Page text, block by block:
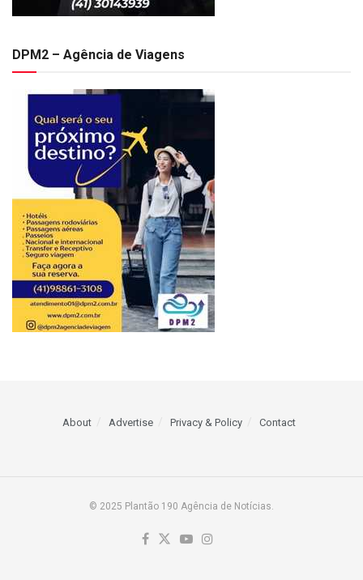
DPM2 – Agência de Viagens
About Advertise Privacy & Policy Contact
© 2025 Plantão 190 Agência de Notícias.